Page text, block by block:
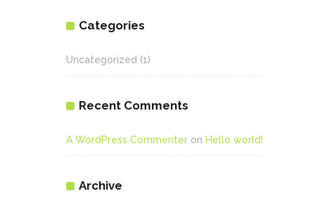
Categories
Uncategorized (1)
Recent Comments
A WordPress Commenter on Hello world!
Archive